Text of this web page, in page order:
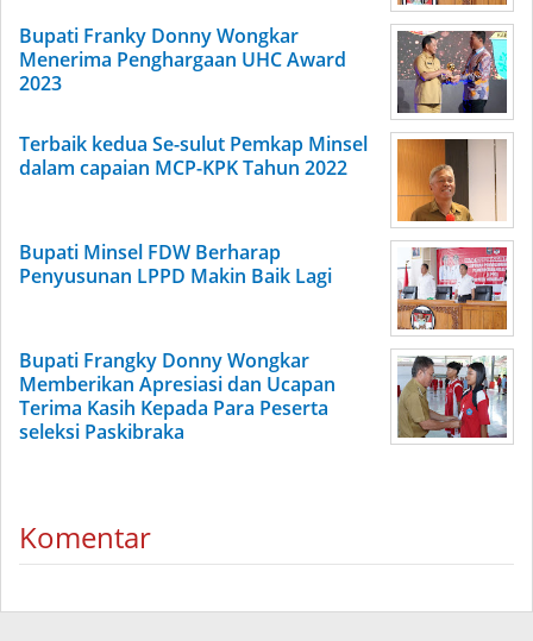
Bupati Franky Donny Wongkar
Menerima Penghargaan UHC Award
2023
Terbaik kedua Se-sulut Pemkap Minsel
dalam capaian MCP-KPK Tahun 2022
Bupati Minsel FDW Berharap
Penyusunan LPPD Makin Baik Lagi
Bupati Frangky Donny Wongkar
Memberikan Apresiasi dan Ucapan
Terima Kasih Kepada Para Peserta
seleksi Paskibraka
Komentar